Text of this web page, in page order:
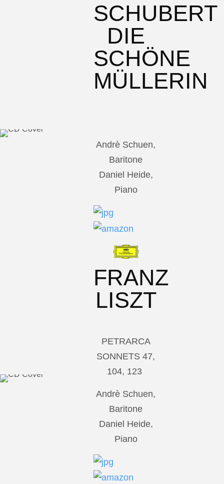
SCHUBERT
DIE
SCHÖNE
MÜLLERIN
Andrè Schuen,
Baritone
Daniel Heide,
Piano
FRANZ
LISZT
PETRARCA
SONNETS 47,
104, 123
Andrè Schuen,
Baritone
Daniel Heide,
Piano